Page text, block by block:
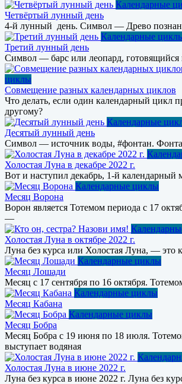
Календарные
Четвёртый лунный день
4-й лунный день. Символ — Древо
Календарные
Третий лунный день
Символ — барс или леопард, готовящийся
циклы
Совмещение разных календарных циклов
Что делать, если один календарный цикл
другому?
Календарные
Десятый лунный день
Символ — источник воды, #фонтан.
Холостая Луна в декабре 2022 г.
Вот и наступил декабрь, 1-й календарный
Календарные циклы
Месяц Ворона
Ворон является Тотемом периода с 17
—
Холостая Луна в октябре 2022 г.
Луна без курса или Холостая Луна, — это
Календарные циклы
Месяц Лошади
Месяц с 17 сентября по 16 октября.
Календарные циклы
Месяц Кабана
Календарные циклы
Месяц Бобра
Месяц Бобра с 19 июня по 18 июля.
выступает водяная
Холостая Луна в июне 2022 г.
Луна без курса в июне 2022 г. Луна без